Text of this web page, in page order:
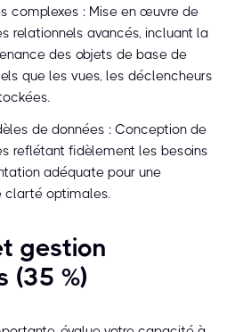
complexes : Mise en œuvre de
relationnels avancés, incluant la
des objets de base de
que les vues, les déclencheurs
de données : Conception de
reflétant fidèlement les besoins
adéquate pour une
clarté optimales.
gestion
(35 %)